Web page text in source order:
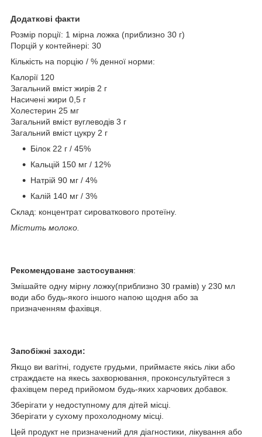
Додаткові факти
Розмір порції: 1 мірна ложка (приблизно 30 г)
Порцій у контейнері: 30
Кількість на порцію / % денної норми:
Калорії 120
Загальний вміст жирів 2 г
Насичені жири 0,5 г
Холестерин 25 мг
Загальний вміст вуглеводів 3 г
Загальний вміст цукру 2 г
Білок 22 г / 45%
Кальцій 150 мг / 12%
Натрій 90 мг / 4%
Калій 140 мг / 3%
Склад: концентрат сироваткового протеїну.
Містить молоко.
Рекомендоване застосування:
Змішайте одну мірну ложку(приблизно 30 грамів) у 230 мл
води або будь-якого іншого напою щодня або за
призначенням фахівця.
Запобіжні заходи:
Якщо ви вагітні, годуєте грудьми, приймаєте якісь ліки або
страждаєте на якесь захворювання, проконсультуйтеся з
фахівцем перед прийомом будь-яких харчових добавок.
Зберігати у недоступному для дітей місці.
Зберігати у сухому прохолодному місці.
Цей продукт не призначений для діагностики, лікування або